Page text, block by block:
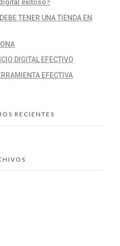
exitoso?
TENER UNA TIENDA EN
DIGITAL EFECTIVO
EFECTIVA
RECIENTES